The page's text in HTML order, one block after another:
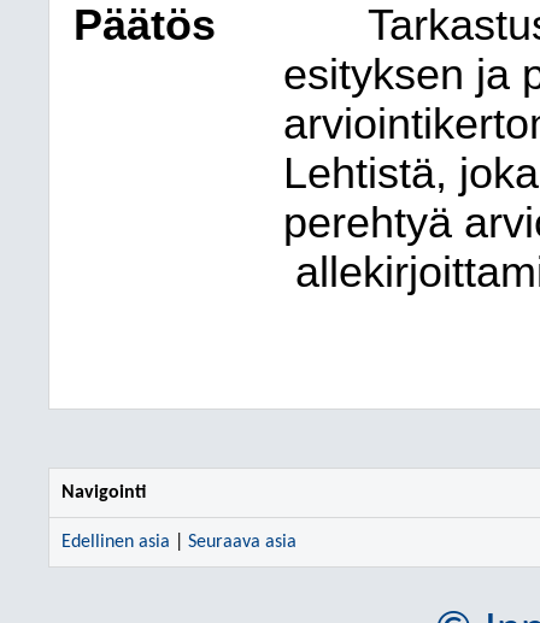
Päätös
esityksen ja
Lehtistä,
perehtyä
Navigointi
Edellinen asia Seuraava asia